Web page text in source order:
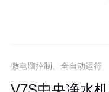
微电脑控制、全自动运行